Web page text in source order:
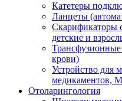
Катетеры
Ланцеты
Скарификаторы
детские и
крови)
Устройство для
медикаментов,
Отоларингология